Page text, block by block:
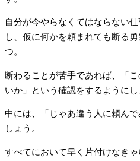
自分が今やらなくてはならない
し、仮に何かを頼まれても断る
つ。
断わることが苦手であれば、「
いか」という確認をするようにし
中には、「じゃあ違う人に頼ん
しょう。
すべてにおいて早く片付けなき